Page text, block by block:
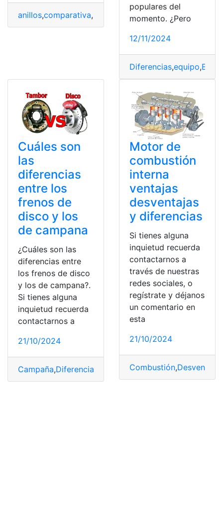
anillos,comparativa, Diferencias Especificaciones
populares del
momento. ¿Pero
12/11/2024
Diferencias,equipo,
Cuáles son
las
diferencias
entre los
frenos de
disco y los
de campana
¿Cuáles son las
diferencias entre
los frenos de disco
y los de campana?.
Si tienes alguna
inquietud recuerda
contactarnos a
21/10/2024
Campaña,Diferencias Frenos
Motor de
combustión
interna
ventajas
desventajas
y diferencias
Si tienes alguna
inquietud recuerda
contactarnos a
través de nuestras
redes sociales, o
regístrate y déjanos
un comentario en
esta
21/10/2024
Combustión,Desventajas